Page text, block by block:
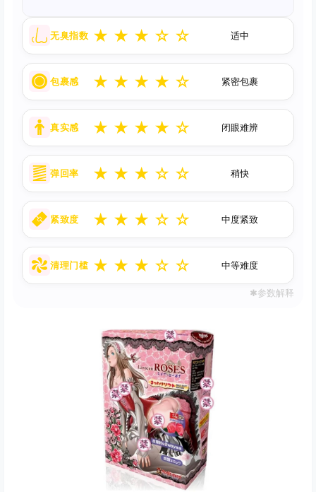
无臭指数 ★ ★ ★ ☆ ☆ 适中
包裹感 ★ ★ ★ ★ ☆ 紧密包裹
真实感 ★ ★ ★ ★ ☆ 闭眼难辨
弹回率 ★ ★ ★ ☆ ☆ 稍快
紧致度 ★ ★ ★ ☆ ☆ 中度紧致
清理门槛 ★ ★ ★ ☆ ☆ 中等难度
✱参数解释